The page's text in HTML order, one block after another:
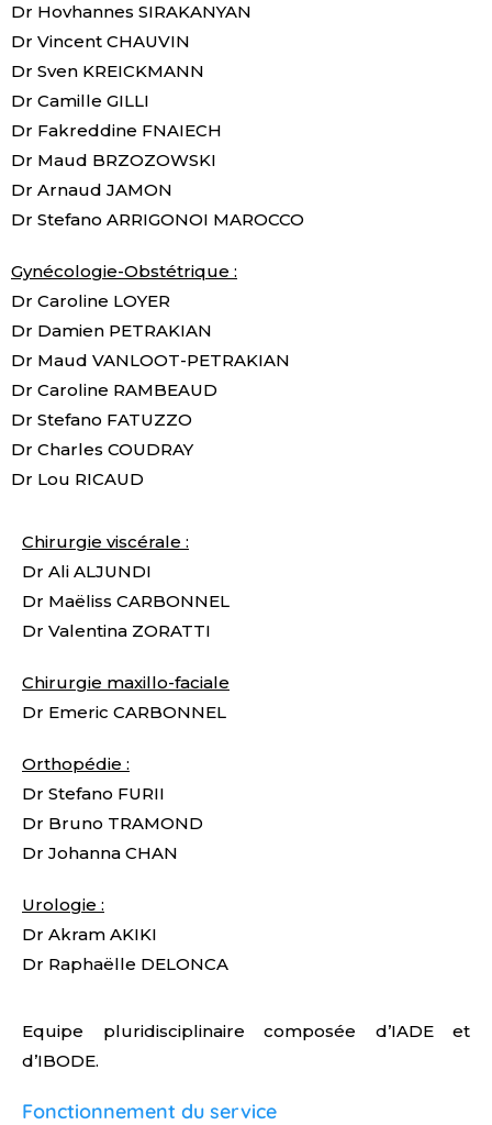
Dr Hovhannes SIRAKANYAN
Dr Vincent CHAUVIN
Dr Sven KREICKMANN
Dr Camille GILLI
Dr Fakreddine FNAIECH
Dr Maud BRZOZOWSKI
Dr Arnaud JAMON
Dr Stefano ARRIGONOI MAROCCO
Gynécologie-Obstétrique :
Dr Caroline LOYER
Dr Damien PETRAKIAN
Dr Maud VANLOOT-PETRAKIAN
Dr Caroline RAMBEAUD
Dr Stefano FATUZZO
Dr Charles COUDRAY
Dr Lou RICAUD
Chirurgie viscérale :
Dr Ali ALJUNDI
Dr Maëliss CARBONNEL
Dr Valentina ZORATTI
Chirurgie maxillo-faciale
Dr Emeric CARBONNEL
Orthopédie :
Dr Stefano FURII
Dr Bruno TRAMOND
Dr Johanna CHAN
Urologie :
Dr Akram AKIKI
Dr Raphaëlle DELONCA
Equipe pluridisciplinaire composée d’IADE et
d’IBODE.
Fonctionnement du service